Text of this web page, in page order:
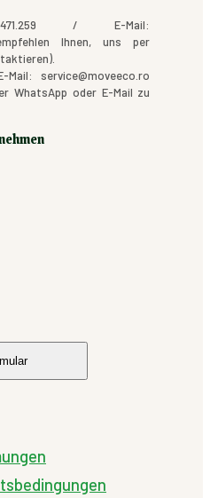
/ E-Mail:
Ihnen, uns per
Mail: service@moveeco.ro
WhatsApp oder E-Mail zu